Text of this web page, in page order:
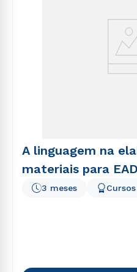
A linguagem na
materiais para EAD
3 meses